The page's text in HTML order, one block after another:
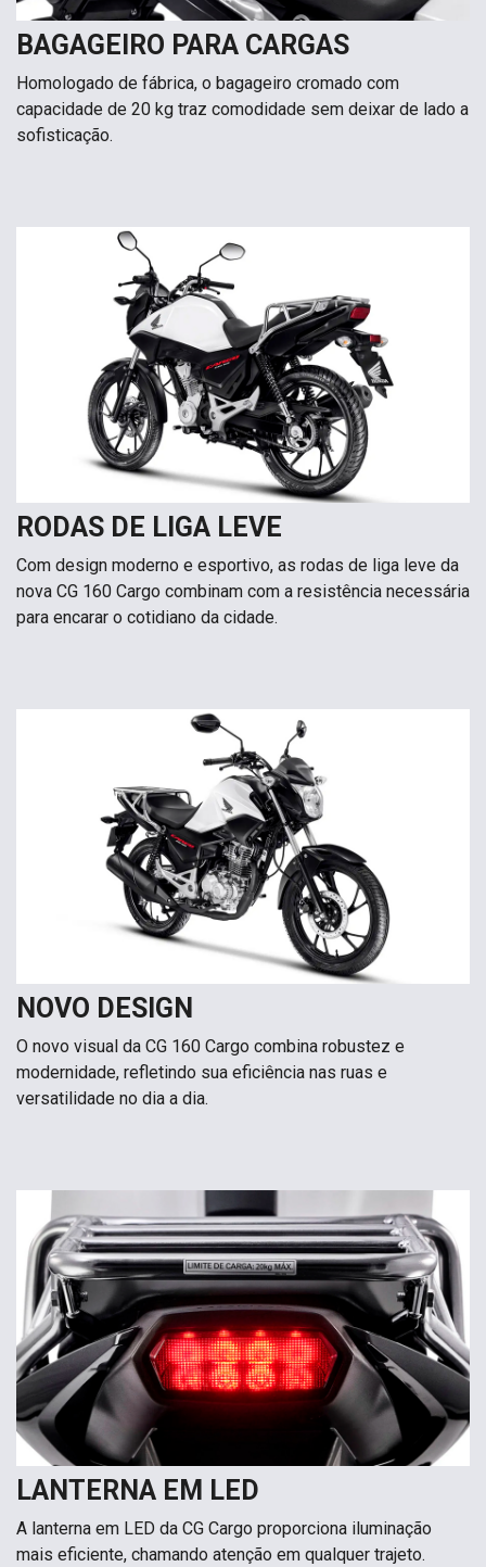
BAGAGEIRO PARA CARGAS
Homologado de fábrica, o bagageiro cromado com
capacidade de 20 kg traz comodidade sem deixar de lado a
sofisticação.
RODAS DE LIGA LEVE
Com design moderno e esportivo, as rodas de liga leve da
nova CG 160 Cargo combinam com a resistência necessária
para encarar o cotidiano da cidade.
NOVO DESIGN
O novo visual da CG 160 Cargo combina robustez e
modernidade, refletindo sua eficiência nas ruas e
versatilidade no dia a dia.
LANTERNA EM LED
A lanterna em LED da CG Cargo proporciona iluminação
mais eficiente, chamando atenção em qualquer trajeto.